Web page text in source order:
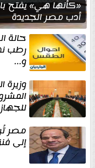
«كأنها هي» يفتح
أدب مصر الجديدة
حالة
رطب
و...
وزيرة
مصر
إلى